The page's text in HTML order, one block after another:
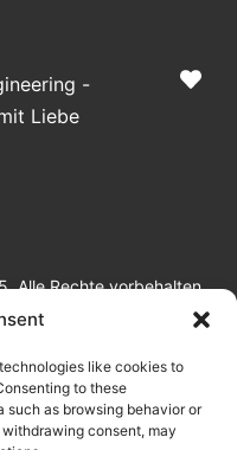
like cookies to
to these
as browsing behavior or
consent, may
-
Liebe
Alle Rechte vorbehalten
Cookie-Richtlinie